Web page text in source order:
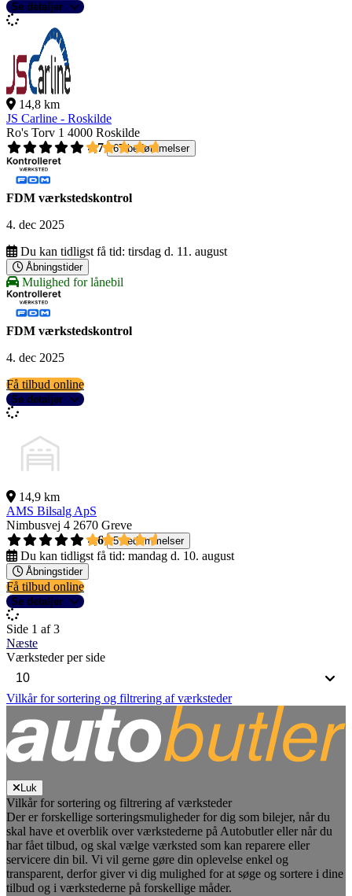
Se detaljer
14,8 km
JS Carline - Roskilde
Ro's Torv 1 4000 Roskilde
4,7
67 bedømmelser
FDM værkstedskontrol
4. dec 2025
Du kan tidligst få tid: tirsdag d. 11. august
Åbningstider
Mulighed for lånebil
FDM værkstedskontrol
4. dec 2025
Få tilbud online
Se detaljer
14,9 km
AMS Bilsalg ApS
Nimbusvej 4 2670 Greve
4,6
5 bedømmelser
Du kan tidligst få tid: mandag d. 10. august
Åbningstider
Få tilbud online
Se detaljer
Side 1 af 3
Næste
Værksteder per side
Vilkår for sortering og filtrering af værksteder
Luk
Vilkår for sortering og filtrering af værksteder
Der er forskellige sorteringsmuligheder for dig som bilejer, når du
skal have et overblik over værkstederne på Autobutler eller når du
har fået tilbud, og skal vælge værksted som kan reparere eller
servicere din bil. Vi vil gerne gøre din oplevelse enkel og
transparent, derfor giver vi dig mulighed for at søge og sortere i dine
tilbud og i værkstederne på forskellige måder.